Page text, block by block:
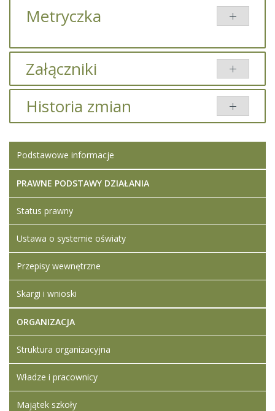
Metryczka
Załączniki
Brak załączników.
Historia zmian
Artykuł został
zmieniony.
poniedziałek,
18 wrzesień
2023 16:17
Ledwójcik
Artykuł został
Dodane
załączniki
Wyniki
naboru na
stanowisko
nauczyciela
historii
18 wrzesień
2023 16:19
Podstawowe informacje
PRAWNE PODSTAWY DZIAŁANIA
Status prawny
Ustawa o systemie oświaty
Przepisy wewnętrzne
Skargi i wnioski
ORGANIZACJA
Struktura organizacyjna
Władze i pracownicy
Majątek szkoły